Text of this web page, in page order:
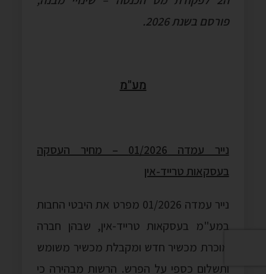
פורסם בשנת 2026.
מע"מ
נייר עמדה 01/2026 – מחיר העסקה
בעסקאות טרייד-אין
נייר עמדה 01/2026 מפרט את היבטי החבות
במע"מ בעסקאות טרייד-אין, שבהן חברה
מוכרת מכשיר חדש ומקבלת מכשיר משומש
ותשלום כספי על הפרש. הרשות מבהירה כי